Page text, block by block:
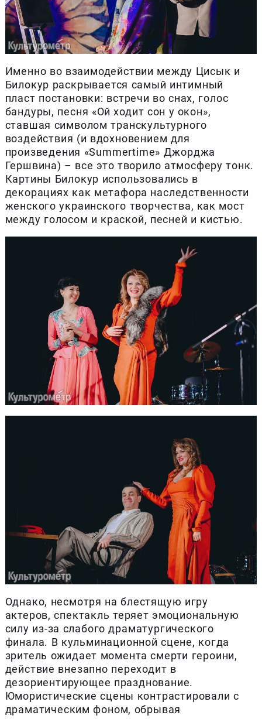
Именно во взаимодействии между Цисык и
Билокур раскрывается самый интимный
пласт постановки: встречи во снах, голос
бандуры, песня «Ой ходит сон у окон»,
ставшая символом транскультурного
воздействия (и вдохновением для
произведения «Summertime» Джорджа
Гершвина) – все это творило атмосферу тонк.
Картины Билокур использовались в
декорациях как метафора наследственности
женского украинского творчества, как мост
между голосом и краской, песней и кистью.
Однако, несмотря на блестящую игру
актеров, спектакль теряет эмоциональную
силу из-за слабого драматургического
финала. В кульминационной сцене, когда
зритель ожидает момента смерти героини,
действие внезапно переходит в
дезориентирующее празднование.
Юмористические сцены контрастировали с
драматическим фоном, обрывая